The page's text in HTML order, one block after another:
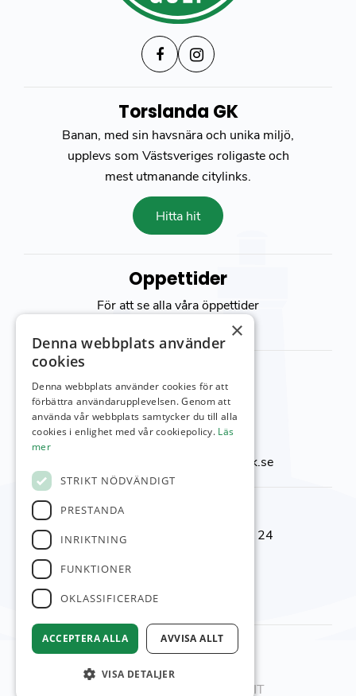
Torslanda GK
Banan, med sin havsnära och unika miljö,
upplevs som Västsveriges roligaste och
mest utmanande citylinks.
Hitta hit
Öppettider
För att se alla våra öppettider
kontakt sida
Viktor Setterbergs väg 5
423 38 Torslanda
Telefon:031-92 00 24
reception@torslandagk.se
Kontaktnummer
Reception & Shop:
031-92 00 24
Restaurang:
Banchef:
© Torslanda GK
Administration
Hemsidan levereras av Kust IT
×
Denna webbplats använder
cookies
Denna webbplats använder cookies för att
förbättra användarupplevelsen. Genom att
använda vår webbplats samtycker du till alla
cookies i enlighet med vår cookiepolicy. Läs
mer
STRIKT NÖDVÄNDIGT
PRESTANDA
INRIKTNING
FUNKTIONER
OKLASSIFICERADE
ACCEPTERA ALLA AVVISA ALLT
VISA DETALJER